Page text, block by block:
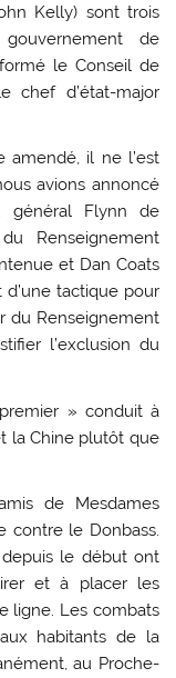
Kelly) sont trois
de
le Conseil de
chef d’état-major
amendé, il ne l’est
avions annoncé
Flynn de
Renseignement
et Dan Coats
d’une tactique pour
du Renseignement
l’exclusion du
» conduit à
la Chine plutôt que
de Mesdames
contre le Donbass.
depuis le début ont
et à placer les
ligne. Les combats
habitants de la
au Proche-